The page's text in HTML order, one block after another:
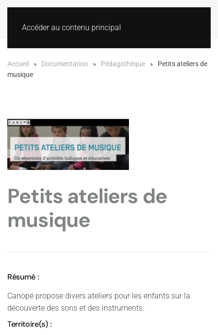
Accéder au contenu principal
Accueil Documentation Pédagothèque
Petits ateliers de
musique
Petits ateliers de
musique
Résumé :
Canopé propose divers ateliers pour les enfants sur la
découverte des sons et des instruments.
Territoire(s) :